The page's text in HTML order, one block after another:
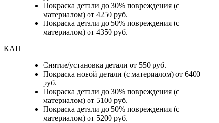
Покраска детали до 30% повреждения (с
материалом) от 4250 руб.
Покраска детали до 50% повреждения (с
материалом) от 4350 руб.
КАП
Снятие/установка детали от 550 руб.
Покраска новой детали (с материалом) от 6400
руб.
Покраска детали до 30% повреждения (с
материалом) от 5100 руб.
Покраска детали до 50% повреждения (с
материалом) от 5200 руб.